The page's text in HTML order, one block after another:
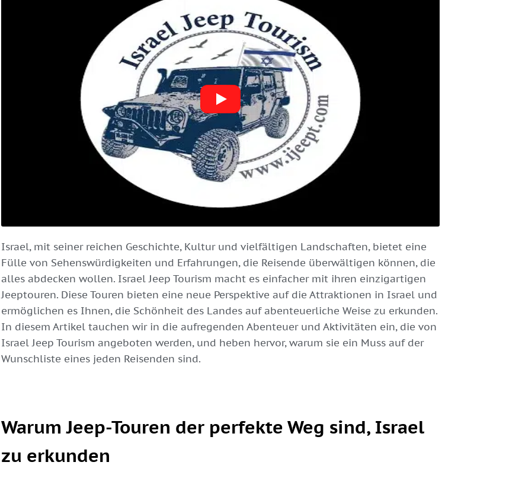
Israel, mit seiner reichen Geschichte, Kultur und vielfältigen Landschaften, bietet eine
Fülle von Sehenswürdigkeiten und Erfahrungen, die Reisende überwältigen können, die
alles abdecken wollen. Israel Jeep Tourism macht es einfacher mit ihren einzigartigen
Jeeptouren. Diese Touren bieten eine neue Perspektive auf die Attraktionen in Israel und
ermöglichen es Ihnen, die Schönheit des Landes auf abenteuerliche Weise zu erkunden.
In diesem Artikel tauchen wir in die aufregenden Abenteuer und Aktivitäten ein, die von
Israel Jeep Tourism angeboten werden, und heben hervor, warum sie ein Muss auf der
Wunschliste eines jeden Reisenden sind.
Warum Jeep-Touren der perfekte Weg sind, Israel
zu erkunden